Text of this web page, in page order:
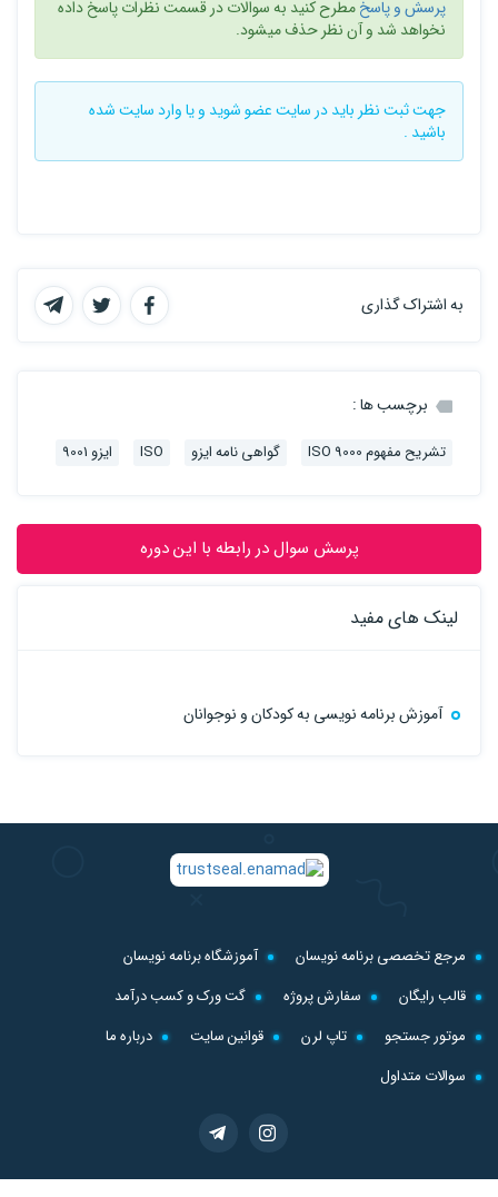
پرسش و پاسخمطرح کنید به سوالات در قسمت نظرات پاسخ داده
نخواهد شد و آن نظر حذف میشود.
جهت ثبت نظر باید در سایتعضو شوید و یاوارد سایتشده
باشید .
به اشتراک گذاری
برچسب ها :
تشریح مفهوم ISO 9000 گواهی نامه ایزو ISO ایزو 9001
پرسش سوال در رابطه با این دوره
لینک های مفید
آموزش برنامه نویسی به کودکان و نوجوانان
مرجع تخصصی برنامه نویسان
آموزشگاه برنامه نویسان
قالب رایگان
سفارش پروژه
گت ورک و کسب درآمد
موتور جستجو
تاپ لرن قوانین سایت
درباره ما
سوالات متداول